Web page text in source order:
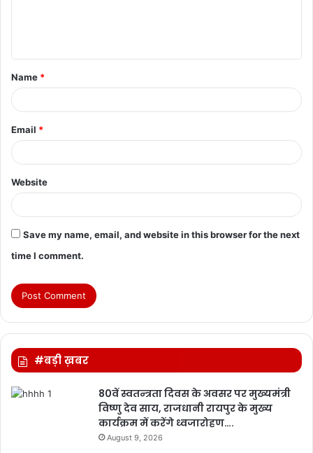
t
*
Name *
Email *
Website
Save my name, email, and website in this browser for the next
time I comment.
#बड़ी ख़बर
80वें स्वतन्त्रता दिवस के अवसर पर मुख्यमंत्री
विष्णु देव साय, राजधानी रायपुर के मुख्य
कार्यक्रम में करेंगे ध्वजारोहण….
August 9, 2026